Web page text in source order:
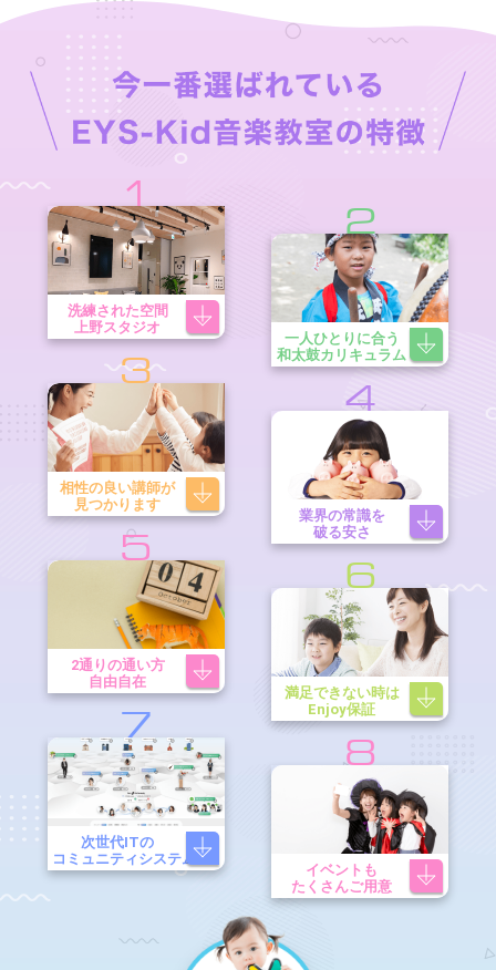
1
洗練された空間
上野スタジオ
2
一人ひとりに合う
和太鼓カリキュラム
3
相性の良い講師が
見つかります
4
業界の常識を
破る安さ
5
2通りの通い方
自由自在
6
満足できない時は
Enjoy保証
7
次世代ITの
コミュニティシステム
8
イベントも
たくさんご用意